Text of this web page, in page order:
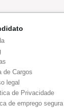
de Cargos
legal
de Privacidade
de emprego segura